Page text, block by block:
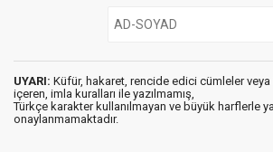
UYARI: Küfür, hakaret, rencide edici cümleler veya
içeren, imla kuralları ile yazılmamış,
Türkçe karakter kullanılmayan ve büyük harflerle
onaylanmamaktadır.